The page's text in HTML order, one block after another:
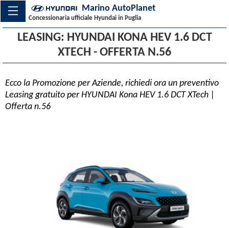
Marino AutoPlanet
Concessionaria ufficiale Hyundai in Puglia
LEASING: HYUNDAI KONA HEV 1.6 DCT
XTECH - OFFERTA N.56
Ecco la Promozione per Aziende, richiedi ora un preventivo
Leasing gratuito per HYUNDAI Kona HEV 1.6 DCT XTech |
Offerta n.56